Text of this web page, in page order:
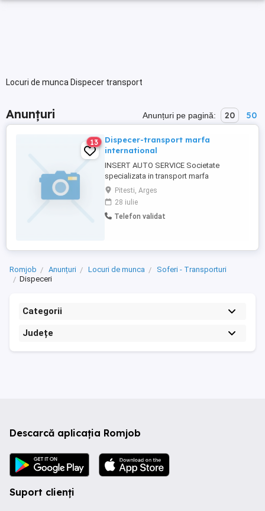
Locuri de munca Dispecer transport
Anunțuri Anunțuri pe pagină: 20 50
13
Dispecer-transport marfa
international
INSERT AUTO SERVICE Societate
specializata in transport marfa
international angajeaza persoana pentru
transport international de marfa dispecer
coordonator transport pentru camione 20
tone. Cerinte : - Cunostinte operare PC
Pitesti, Arges
28 iulie
Telefon validat
Romjob Anunțuri Locuri de munca
Soferi - Transporturi
Dispeceri
Categorii
Județe
Descarcă aplicația Romjob
Suport clienți